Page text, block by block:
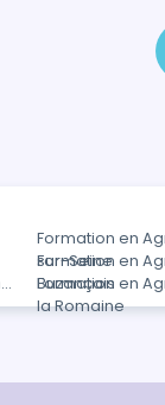
Formation en
sur-Seine
Formation en
Buzançais
Formation en
la Romaine